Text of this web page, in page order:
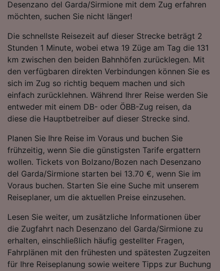
Desenzano del Garda/Sirmione mit dem Zug erfahren
möchten, suchen Sie nicht länger!
Die schnellste Reisezeit auf dieser Strecke beträgt 2
Stunden 1 Minute, wobei etwa 19 Züge am Tag die 131
km zwischen den beiden Bahnhöfen zurücklegen. Mit
den verfügbaren direkten Verbindungen können Sie es
sich im Zug so richtig bequem machen und sich
einfach zurücklehnen. Während Ihrer Reise werden Sie
entweder mit einem DB- oder ÖBB-Zug reisen, da
diese die Hauptbetreiber auf dieser Strecke sind.
Planen Sie Ihre Reise im Voraus und buchen Sie
frühzeitig, wenn Sie die günstigsten Tarife ergattern
wollen. Tickets von Bolzano/Bozen nach Desenzano
del Garda/Sirmione starten bei 13.70 €, wenn Sie im
Voraus buchen. Starten Sie eine Suche mit unserem
Reiseplaner, um die aktuellen Preise einzusehen.
Lesen Sie weiter, um zusätzliche Informationen über
die Zugfahrt nach Desenzano del Garda/Sirmione zu
erhalten, einschließlich häufig gestellter Fragen,
Fahrplänen mit den frühesten und spätesten Zugzeiten
für Ihre Reiseplanung sowie weitere Tipps zur Buchung
Folgendes bereitzustellen:
Verwendung genauer Standortdaten.
aktiv abfragen. Speichern von oder Zugriff auf
Informationen auf einem Endgerät.
Personalisierte Werbung und Inhalte, Messung
von Werbeleistung und der Performance von
Inhalten, Zielgruppenforschung sowie
Entwicklung und Verbesserung von
Angeboten.
Liste der Partner (Lieferanten)